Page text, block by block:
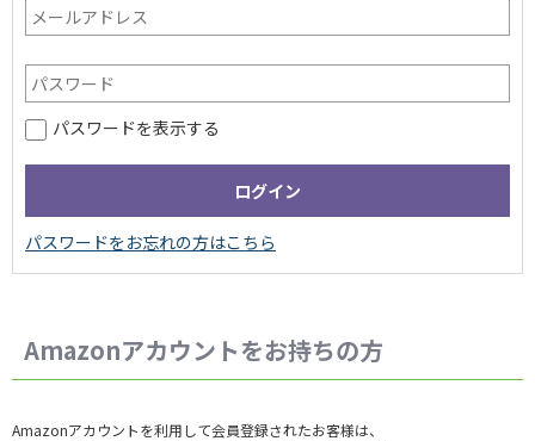
パスワードを表示する
Amazonアカウントをお持ちの方
Amazonアカウントを利用して会員登録されたお客様は、